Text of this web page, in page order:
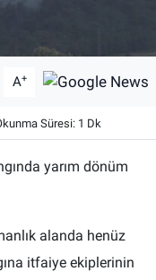
A+
Süresi: 1 Dk
yarım dönüm
alanda henüz
itfaiye ekiplerinin